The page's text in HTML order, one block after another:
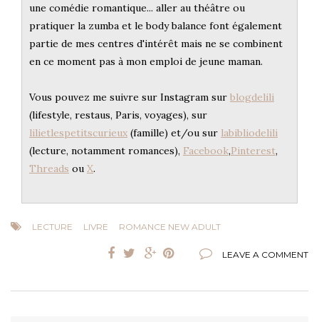
une comédie romantique... aller au théâtre ou
pratiquer la zumba et le body balance font également
partie de mes centres d'intérêt mais ne se combinent
en ce moment pas à mon emploi de jeune maman.
Vous pouvez me suivre sur Instagram sur blogdelili
(lifestyle, restaus, Paris, voyages), sur
lilietlespetitscurieux (famille) et/ou sur labibliodelili
(lecture, notamment romances), Facebook,Pinterest,
Threads ou X.
LECTURE LIVRE ROMANCE NEW ADULT
LEAVE A COMMENT